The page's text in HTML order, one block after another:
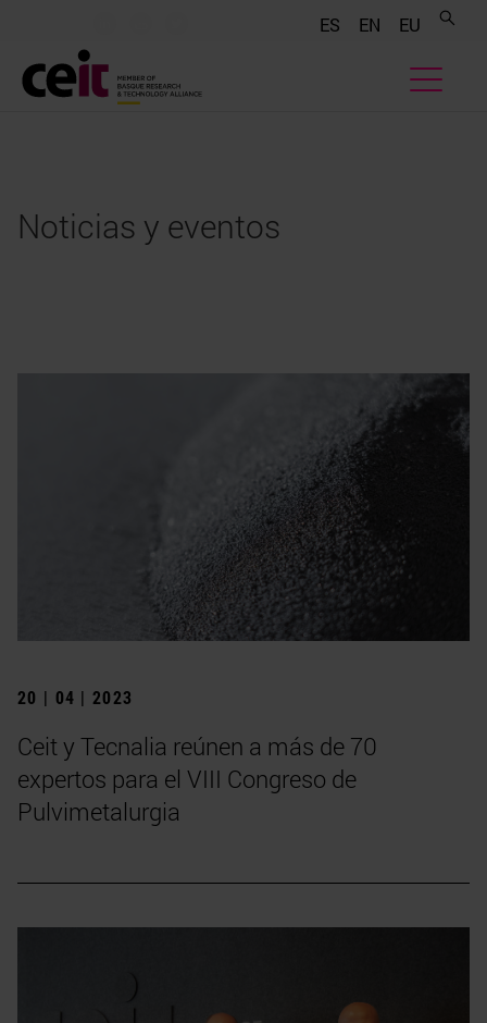
ES EN EU
Noticias y eventos
20 | 04 | 2023
Ceit y Tecnalia reúnen a más de 70
expertos para el VIII Congreso de
Pulvimetalurgia